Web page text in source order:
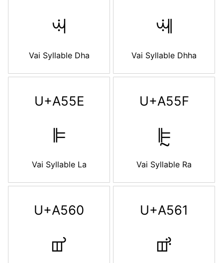
ꕜ
Vai Syllable Dha
ꕝ
Vai Syllable Dhha
U+A55E
ꕞ
Vai Syllable La
U+A55F
ꕟ
Vai Syllable Ra
U+A560
ꕠ
U+A561
ꕡ